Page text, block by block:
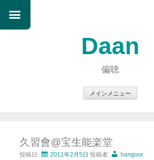
Daan
偏聴
メインメニュー
ン
ツ
久習會@宝生能楽堂
投稿日: 2011年2月5日 投稿者: hangoor